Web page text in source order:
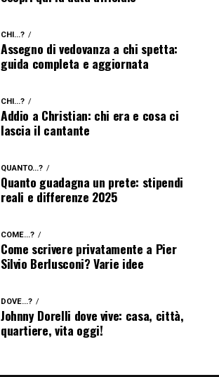
CHI...?
Assegno di vedovanza a chi spetta:
guida completa e aggiornata
CHI...?
Addio a Christian: chi era e cosa ci
lascia il cantante
QUANTO...?
Quanto guadagna un prete: stipendi
reali e differenze 2025
COME...?
Come scrivere privatamente a Pier
Silvio Berlusconi? Varie idee
DOVE...?
Johnny Dorelli dove vive: casa, città,
quartiere, vita oggi!